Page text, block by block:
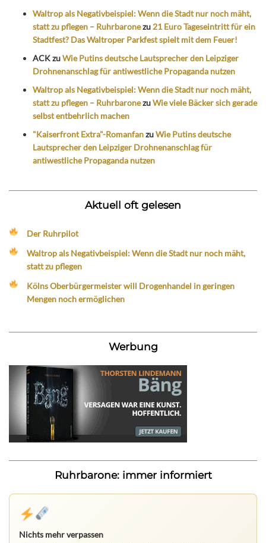
Waltrop als Negativbeispiel: Wenn die Stadt nur noch mäht,
statt zu pflegen – Ruhrbaronezu21 Euro Tageseintritt für ein
Stadtfest? Das Waltroper Parkfest spielt mit dem Feuer!
ACKzuWie Putins deutsche Lautsprecher den Leipziger
Drohnenanschlag für antiwestliche Propaganda nutzen
Waltrop als Negativbeispiel: Wenn die Stadt nur noch mäht,
statt zu pflegen – RuhrbaronezuWie viele Bäcker sich gerade
selbst entbehrlich machen
"Kaiserfront Extra"-RomanfanzuWie Putins deutsche
Lautsprecher den Leipziger Drohnenanschlag für
antiwestliche Propaganda nutzen
Aktuell oft gelesen
Der Ruhrpilot
Waltrop als Negativbeispiel: Wenn die Stadt nur noch mäht,
statt zu pflegen
Kölns Oberbürgermeister will Drogenhandel in geringen
Mengen noch ermöglichen
Werbung
Ruhrbarone: immer informiert
Nichts mehr verpassen